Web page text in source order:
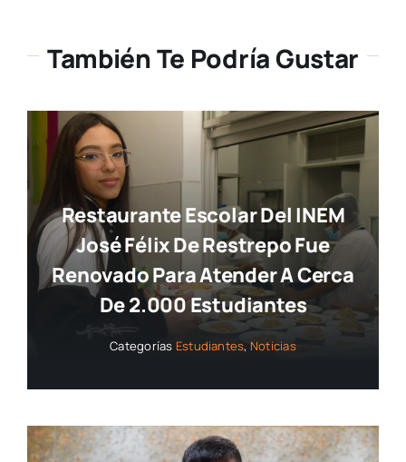
También Te Podría Gustar
Restaurante Escolar Del INEM
José Félix De Restrepo Fue
Renovado Para Atender A Cerca
De 2.000 Estudiantes
Categorías Estudiantes, Noticias